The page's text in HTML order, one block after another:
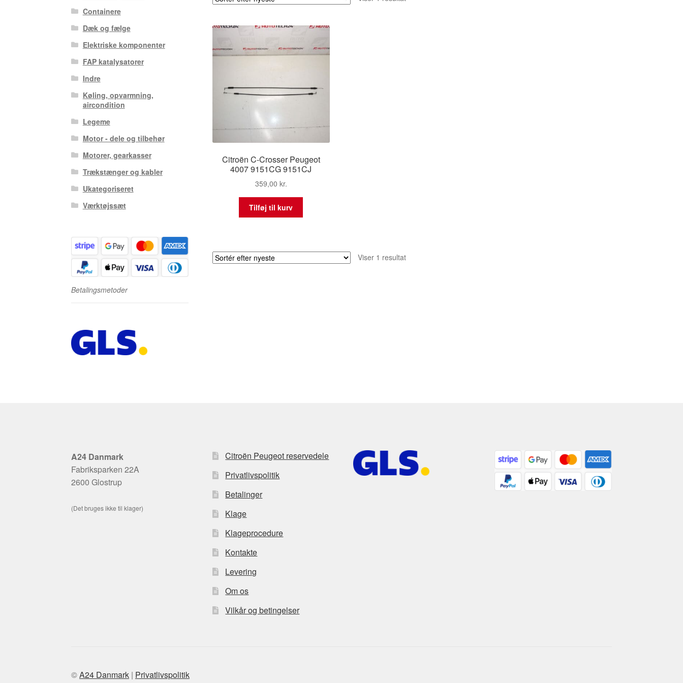
Citroën C-Crosser Peugeot
4007 9151CG 9151CJ
359,00 kr.
Tilføj til kurv
Viser 1 resultat
Containere
Dæk og fælge
Elektriske komponenter
FAP katalysatorer
Indre
Køling, opvarmning,
aircondition
Legeme
Motor - dele og tilbehør
Motorer, gearkasser
Trækstænger og kabler
Ukategoriseret
Værktøjssæt
Betalingsmetoder
A24 Danmark
Fabriksparken 22A
2600 Glostrup
(Det bruges ikke til klager)
Citroën Peugeot reservedele
Privatlivspolitik
Betalinger
Klage
Klageprocedure
Kontakte
Levering
Om os
Vilkår og betingelser
©A24 Danmark | Privatlivspolitik